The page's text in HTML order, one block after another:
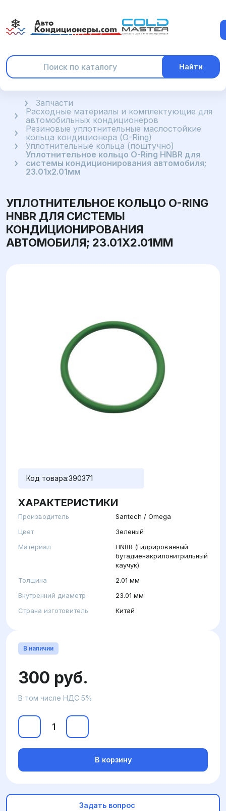
Найти
ГлавнаяЗапчасти
Расходные материалы и комплектующие для
автомобильных кондиционеров
Резиновые уплотнительные маслостойкие
кольца кондиционера (O-Ring)
Уплотнительные кольца (поштучно)
Уплотнительное кольцо O-Ring HNBR для
системы кондиционирования автомобиля;
23.01x2.01мм
УПЛОТНИТЕЛЬНОЕ КОЛЬЦО O-RING
HNBR ДЛЯ СИСТЕМЫ
КОНДИЦИОНИРОВАНИЯ
АВТОМОБИЛЯ; 23.01X2.01ММ
Код товара:390371
ХАРАКТЕРИСТИКИ
Производитель
Santech / Omega
Цвет
Зеленый
Материал
HNBR (Гидрированный
бутадиенакрилонитрильный
каучук)
Толщина
2.01 мм
Внутренний диаметр
23.01 мм
Страна изготовитель
Китай
В наличии
300 руб.
В том числе НДС 5%
В корзину
Задать вопрос